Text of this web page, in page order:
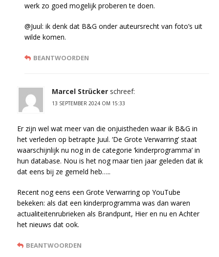
werk zo goed mogelijk proberen te doen.
@Juul: ik denk dat B&G onder auteursrecht van foto’s uit
wilde komen.
BEANTWOORDEN
Marcel Strücker schreef:
13 SEPTEMBER 2024 OM 15:33
Er zijn wel wat meer van die onjuistheden waar ik B&G in
het verleden op betrapte Juul. ‘De Grote Verwarring’ staat
waarschijnlijk nu nog in de categorie ‘kinderprogramma’ in
hun database. Nou is het nog maar tien jaar geleden dat ik
dat eens bij ze gemeld heb…..
Recent nog eens een Grote Verwarring op YouTube
bekeken: als dat een kinderprogramma was dan waren
actualiteitenrubrieken als Brandpunt, Hier en nu en Achter
het nieuws dat ook.
BEANTWOORDEN